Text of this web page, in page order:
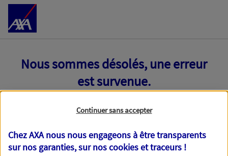
Accéder au Contenu
Nous sommes désolés, une erreur
est survenue.
Continuer sans accepter
Chez AXA nous nous engageons à être transparents
sur nos garanties, sur noscookies et traceurs !